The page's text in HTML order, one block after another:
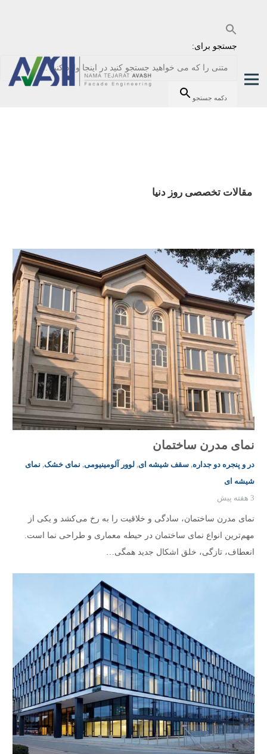
جستجو برای:
دکمه جستجو
مقالات تخصصی روز دنیا
نمای مدرن ساختمان
در و پنجره دو جداره, سقف شیشه ای, لوور آلومینیومی, نمای خشک, نمای
شیشه ای
3 هفته پیش
نمای مدرن ساختمان، سادگی و خلاقیت را به رخ می‌کشد و یکی از
مهم‌ترین انواع نمای ساختمان در حیطه معماری و طراحی نما است.
انعطاف، تازگی، خلق اشکال جدید همگی…